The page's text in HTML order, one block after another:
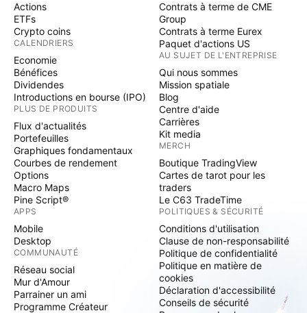
Actions
ETFs
Crypto coins
CALENDRIERS
Economie
Bénéfices
Dividendes
Introductions en bourse (IPO)
PLUS DE PRODUITS
Flux d'actualités
Portefeuilles
Graphiques fondamentaux
Courbes de rendement
Options
Macro Maps
Pine Script®
APPS
Mobile
Desktop
COMMUNAUTÉ
Réseau social
Mur d'Amour
Parrainer un ami
Programme Créateur
Contrats à terme de CME
Group
Contrats à terme Eurex
Paquet d'actions US
AU SUJET DE L'ENTREPRISE
Qui nous sommes
Mission spatiale
Blog
Centre d'aide
Carrières
Kit media
MERCH
Boutique TradingView
Cartes de tarot pour les
traders
Le C63 TradeTime
POLITIQUES & SÉCURITÉ
Conditions d'utilisation
Clause de non-responsabilité
Politique de confidentialité
Politique en matière de
cookies
Déclaration d'accessibilité
Conseils de sécurité